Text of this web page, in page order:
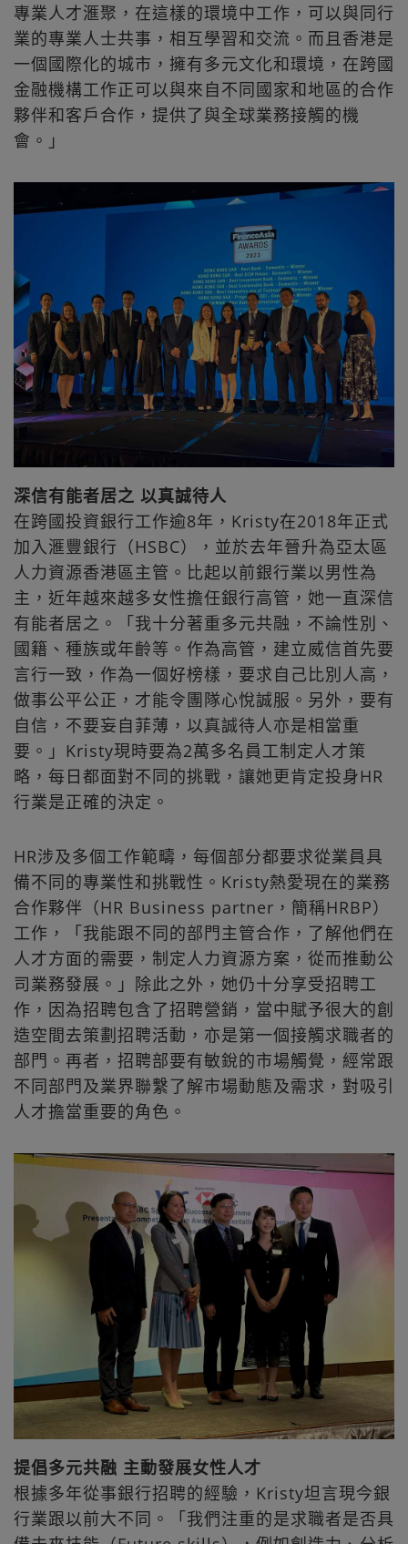
專業人才滙聚，在這樣的環境中工作，可以與同行
業的專業人士共事，相互學習和交流。而且香港是
一個國際化的城市，擁有多元文化和環境，在跨國
金融機構工作正可以與來自不同國家和地區的合作
夥伴和客戶合作，提供了與全球業務接觸的機
會。」
深信有能者居之 以真誠待人
在跨國投資銀行工作逾8年，Kristy在2018年正式
加入滙豐銀行（HSBC），並於去年晉升為亞太區
人力資源香港區主管。比起以前銀行業以男性為
主，近年越來越多女性擔任銀行高管，她一直深信
有能者居之。「我十分著重多元共融，不論性別、
國籍、種族或年齡等。作為高管，建立威信首先要
言行一致，作為一個好榜樣，要求自己比別人高，
做事公平公正，才能令團隊心悅誠服。另外，要有
自信，不要妄自菲薄，以真誠待人亦是相當重
要。」Kristy現時要為2萬多名員工制定人才策
略，每日都面對不同的挑戰，讓她更肯定投身HR
行業是正確的決定。
HR涉及多個工作範疇，每個部分都要求從業員具
備不同的專業性和挑戰性。Kristy熱愛現在的業務
合作夥伴（HR Business partner，簡稱HRBP）
工作，「我能跟不同的部門主管合作，了解他們在
人才方面的需要，制定人力資源方案，從而推動公
司業務發展。」除此之外，她仍十分享受招聘工
作，因為招聘包含了招聘營銷，當中賦予很大的創
造空間去策劃招聘活動，亦是第一個接觸求職者的
部門。再者，招聘部要有敏銳的市場觸覺，經常跟
不同部門及業界聯繫了解市場動態及需求，對吸引
人才擔當重要的角色。
提倡多元共融 主動發展女性人才
根據多年從事銀行招聘的經驗，Kristy坦言現今銀
行業跟以前大不同。「我們注重的是求職者是否具